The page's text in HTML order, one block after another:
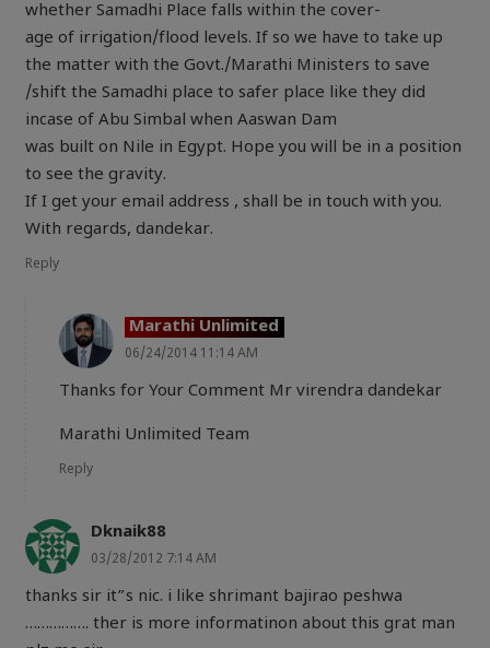
whether Samadhi Place falls within the cover-
age of irrigation/flood levels. If so we have to take up
the matter with the Govt./Marathi Ministers to save
/shift the Samadhi place to safer place like they did
incase of Abu Simbal when Aaswan Dam
was built on Nile in Egypt. Hope you will be in a position
to see the gravity.
If I get your email address , shall be in touch with you.
With regards, dandekar.
Reply
Marathi Unlimited
06/24/2014 11:14 AM
Thanks for Your Comment Mr virendra dandekar
Marathi Unlimited Team
Reply
Dknaik88
03/28/2012 7:14 AM
thanks sir it”s nic. i like shrimant bajirao peshwa
……………. ther is more informatinon about this grat man